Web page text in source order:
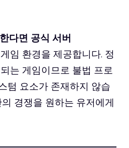
다면 공식 서버
임 환경을 제공합니다. 정
는 게임이므로 불법 프로
텀 요소가 존재하지 않습
경쟁을 원하는 유저에게